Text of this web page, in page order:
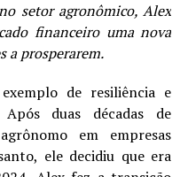
setor agronômico, Alex
financeiro uma nova
a prosperarem.
de resiliência e
duas décadas de
em empresas
ele decidiu que era